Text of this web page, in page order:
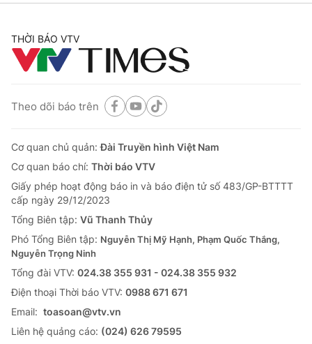
Emagazine Podcast
VTV Money VTV Thể thao
VTV Sức khoẻ
Thị trường 24h Tấm lòng Việt
VTV4 Vươn mình bằng AI
VTV9 VTV8
THỜI BÁO VTV
Theo dõi báo trên
Cơ quan chủ quản:Đài Truyền hình Việt Nam
Cơ quan báo chí: Thời báo VTV
Giấy phép hoạt động báo in và báo điện tử số 483/GP-BTTTT
cấp ngày 29/12/2023
Tổng Biên tập: Vũ Thanh Thủy
Phó Tổng Biên tập: Nguyễn Thị Mỹ Hạnh, Phạm Quốc Thắng,
Nguyễn Trọng Ninh
Tổng đài VTV: 024.38 355 931 - 024.38 355 932
Ðiện thoại Thời báo VTV: 0988 671 671
Email: toasoan@vtv.vn
Liên hệ quảng cáo: (024) 626 79595